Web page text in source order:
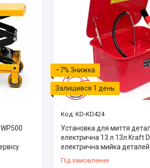
WP500
–7%
Залишився 1 день
KD-KD424
Установка для миття
електрична 13 л 13л Kraft
електрична мийка деталей
Під замовлення